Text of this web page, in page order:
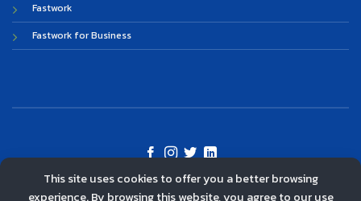
Fastwork
Fastwork for Business
©
This site uses cookies to offer you a better browsing
experience. By browsing this website, you agree to our use